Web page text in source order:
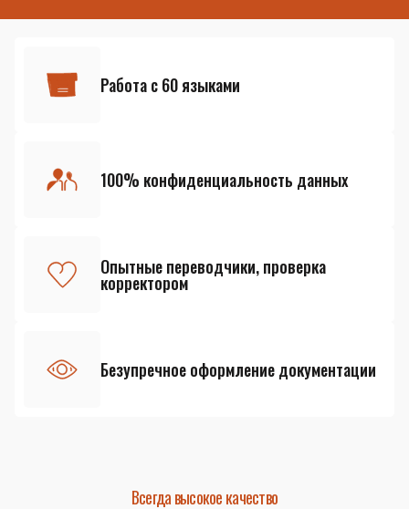
Работа с 60 языками
100% конфиденциальность данных
Опытные переводчики, проверка
корректором
Безупречное оформление документации
Всегда высокое качество